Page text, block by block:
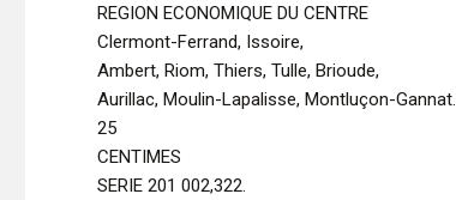
REGION ECONOMIQUE DU CENTRE
Clermont-Ferrand, Issoire,
Ambert, Riom, Thiers, Tulle, Brioude,
Aurillac, Moulin-Lapalisse, Montluçon-Gannat.
25
CENTIMES
SERIE 201 002,322.